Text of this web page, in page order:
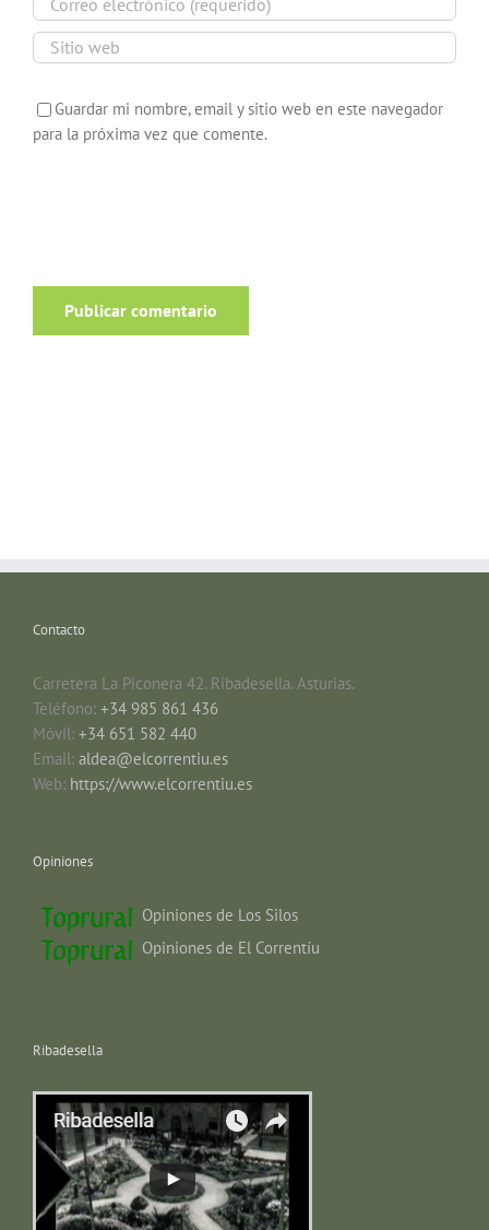
Guardar mi nombre, email y sitio web en este navegador
para la próxima vez que comente.
Contacto
Carretera La Piconera 42. Ribadesella. Asturias.
Teléfono: +34 985 861 436
Móvil: +34 651 582 440
Email: aldea@elcorrentiu.es
Web: https://www.elcorrentiu.es
Opiniones
Opiniones de Los Silos
Opiniones de El Correntíu
Ribadesella